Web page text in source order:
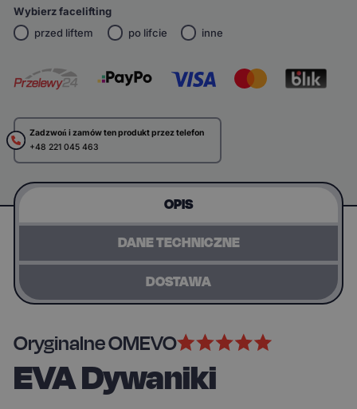
Wybierz facelifting
przed liftem
po lifcie inne
Zadzwoń i zamów ten produkt przez telefon
+48 221 045 463
OPIS
DANE TECHNICZNE
DOSTAWA
Oryginalne OMEVO
EVA Dywaniki